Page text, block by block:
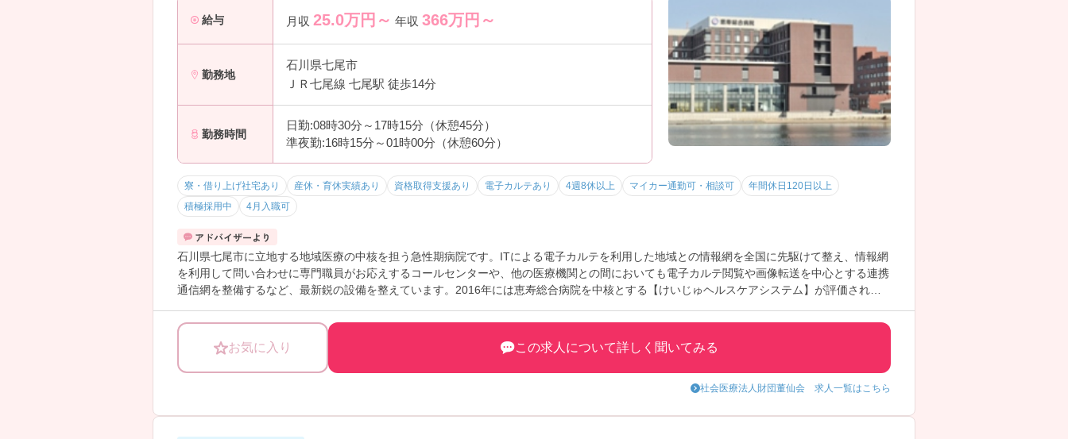
給与 月収 25.0万円～ 年収 366万円～
勤務地
石川県七尾市
ＪＲ七尾線 七尾駅 徒歩14分
勤務時間
日勤:08時30分～17時15分（休憩45分）
準夜勤:16時15分～01時00分（休憩60分）
寮・借り上げ社宅あり 産休・育休実績あり 資格取得支援あり 電子カルテあり 4週8休以上 マイカー通勤可・相談可
年間休日120日以上
積極採用中
4月入職可
石川県七尾市に立地する地域医療の中核を担う急性期病院です。ITによる電子カルテを利用した地域との情報網を全国に先駆けて整え、情報網
を利用して問い合わせに専門職員がお応えするコールセンターや、他の医療機関との間においても電子カルテ閲覧や画像転送を中心とする連携
通信網を整備するなど、最新鋭の設備を整えています。2016年には恵寿総合病院を中核とする【けいじゅヘルスケアシステム】が評価され、
お気に入り この求人について詳しく聞いてみる
社会医療法人財団董仙会 求人一覧はこちら